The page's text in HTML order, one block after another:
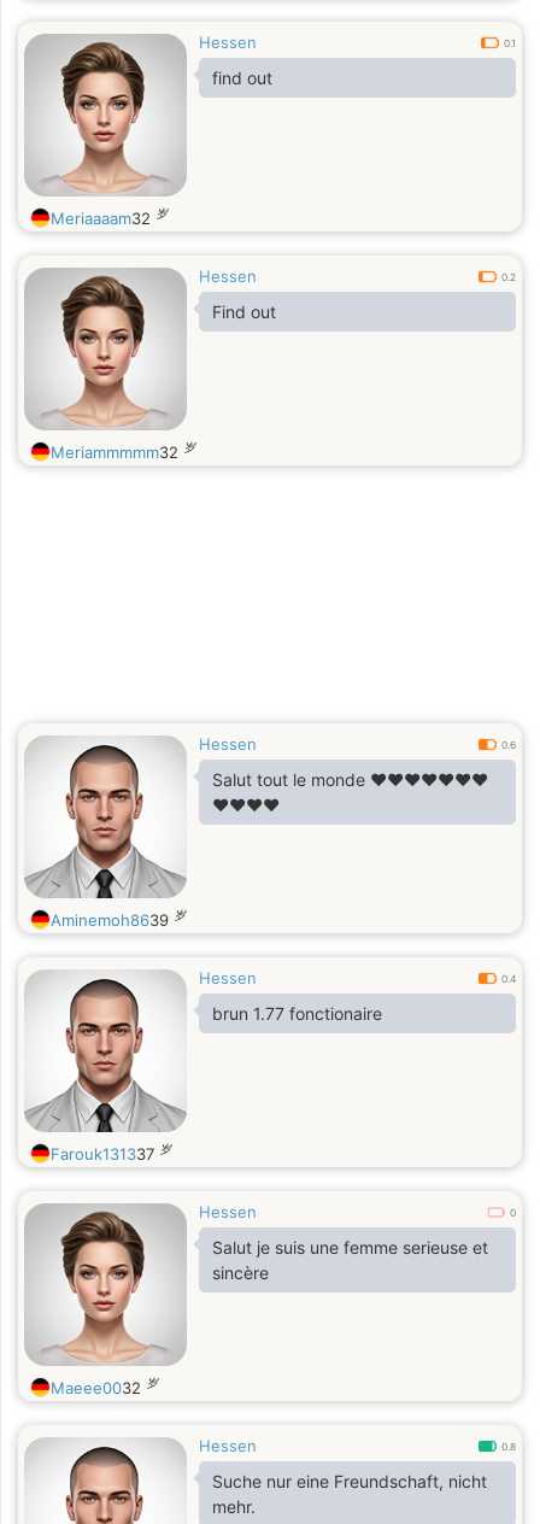
Hessen 0.1
find out
Meriaaaam32 岁
Hessen 0.2
Find out
Meriammmmm32 岁
Hessen 0.6
Salut tout le monde ❤️❤️❤️❤️❤️❤️❤️
❤️❤️❤️❤️
Aminemoh8639 岁
Hessen 0.4
brun 1.77 fonctionaire
Farouk131337 岁
Hessen 0
Salut je suis une femme serieuse et
sincère
Maeee0032 岁
Hessen 0.8
Suche nur eine Freundschaft, nicht
mehr.